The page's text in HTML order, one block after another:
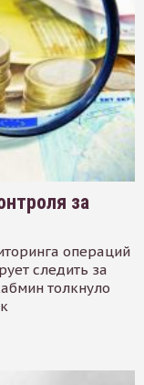
за
операций
следить за
толкнуло